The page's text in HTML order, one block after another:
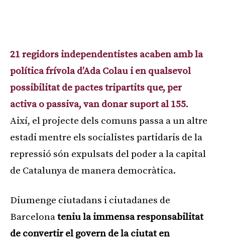
21 regidors independentistes acaben amb la
política frívola d’Ada Colau i en qualsevol
possibilitat de pactes tripartits que, per
activa o passiva, van donar suport al 155.
Així, el projecte dels comuns passa a un altre
estadi mentre els socialistes partidaris de la
repressió són expulsats del poder a la capital
de Catalunya de manera democràtica.
Diumenge ciutadans i ciutadanes de
Barcelonateniu la immensa responsabilitat
de convertir el govern de la ciutat en